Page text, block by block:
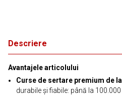
Descriere
Avantajele articolului
Curse de sertare premium de
durabile și fiabile: până la